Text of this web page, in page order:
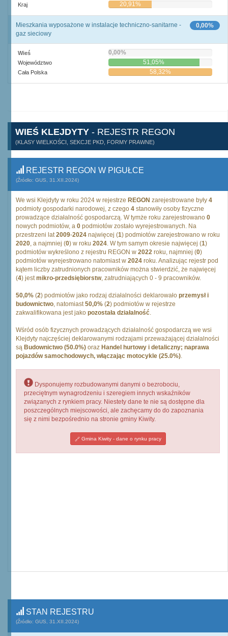
Kraj 20,91%
0,00%
Mieszkania wyposażone w instalacje techniczno-sanitarne -
gaz sieciowy
Wieś 0,00%
Województwo 51,05%
Cała Polska 58,32%
WIEŚ KLEJDYTY - REJESTR REGON
(KLASY WIELKOŚCI, SEKCJE PKD, FORMY PRAWNE)
REJESTR REGON W PIGUŁCE
(Źródło: GUS, 31.XII.2024)
We wsi Klejdyty w roku 2024 w rejestrze REGON zarejestrowane były 4
podmioty gospodarki narodowej, z czego 4 stanowiły osoby fizyczne
prowadzące działalność gospodarczą. W tymże roku zarejestrowano 0
nowych podmiotów, a 0 podmiotów zostało wyrejestrowanych. Na
przestrzeni lat2009-2024 najwięcej (1) podmiotów zarejestrowano w roku
2020, a najmniej (0) w roku 2024. W tym samym okresie najwięcej (1)
podmiotów wykreślono z rejestru REGON w 2022 roku, najmniej (0)
podmiotów wyrejestrowano natomiast w 2024 roku. Analizując rejestr pod
kątem liczby zatrudnionych pracowników można stwierdzić, że najwięcej
(4) jestmikro-przedsiębiorstw, zatrudniających 0 - 9 pracowników.
50,0% (2) podmiotów jako rodzaj działalności deklarowało przemysł i
budownictwo, natomiast50,0% (2) podmiotów w rejestrze
zakwalifikowana jest jako pozostała działalność.
Wśród osób fizycznych prowadzących działalność gospodarczą we wsi
Klejdyty najczęściej deklarowanymi rodzajami przeważającej działalności
są Budownictwo (50.0%) oraz Handel hurtowy i detaliczny; naprawa
pojazdów samochodowych, włączając motocykle (25.0%).
Dysponujemy rozbudowanymi danymi o bezrobociu,
przeciętnym wynagrodzeniu i szeregiem innych wskaźników
związanych z rynkiem pracy. Niestety dane te nie są dostępne dla
poszczególnych miejscowości, ale zachęcamy do do zapoznania
się z nimi bezpośrednio na stronie gminy Kiwity.
Gmina Kiwity - dane o rynku pracy
STAN REJESTRU
(Źródło: GUS, 31.XII.2024)